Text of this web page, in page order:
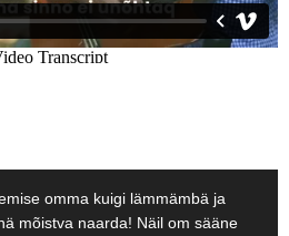
omma kuigi lämmämbä ja
mõistva naarda! Näil om sääne